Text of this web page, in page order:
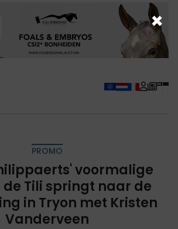
PROMO
voormalige
de Tili springt naar de
in Tryon met Kristen
Vanderveen
×